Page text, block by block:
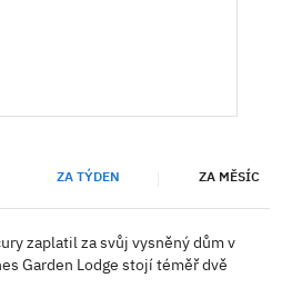
ZA TÝDEN ZA MĚSÍC
zaplatil za svůj vysněný dům v
Garden Lodge stojí téměř dvě